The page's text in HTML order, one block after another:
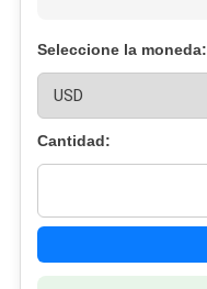
Seleccione la moneda:
Cantidad: